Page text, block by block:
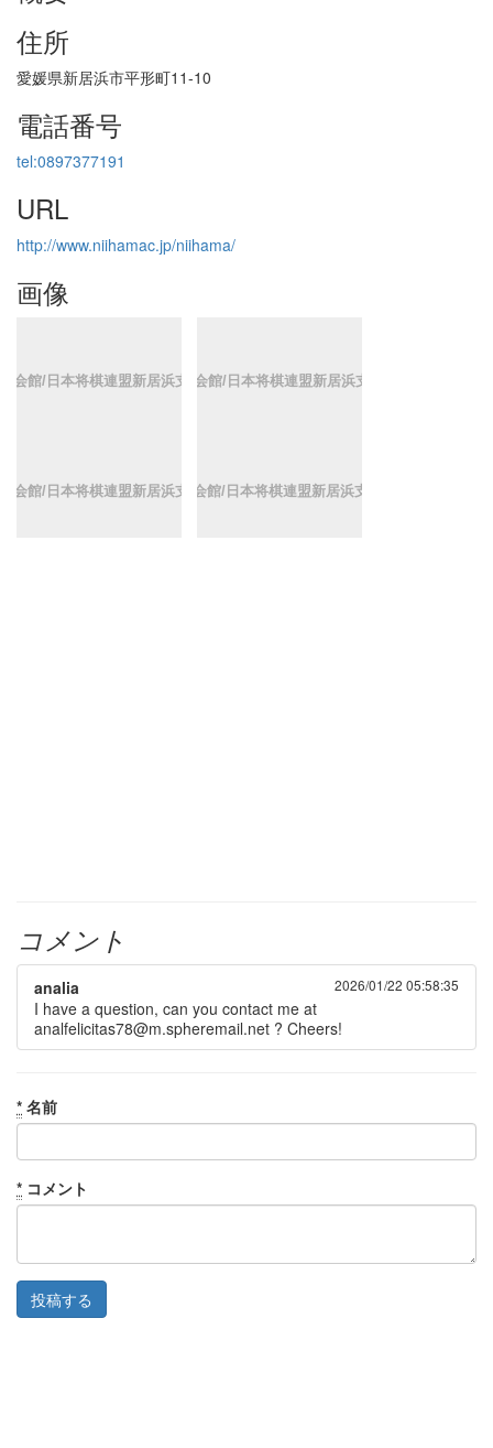
住所
愛媛県新居浜市平形町11-10
電話番号
tel:0897377191
URL
http://www.niihamac.jp/niihama/
画像
コメント
analia 2026/01/22 05:58:35
I have a question, can you contact me at
analfelicitas78@m.spheremail.net ? Cheers!
* 名前
* コメント